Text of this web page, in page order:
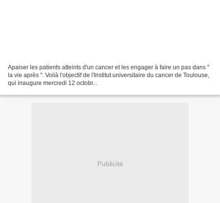
Apaiser les patients atteints d'un cancer et les engager à faire un pas dans "
la vie après ". Voilà l'objectif de l'Institut universitaire du cancer de Toulouse,
qui inaugure mercredi 12 octobr...
Publicité